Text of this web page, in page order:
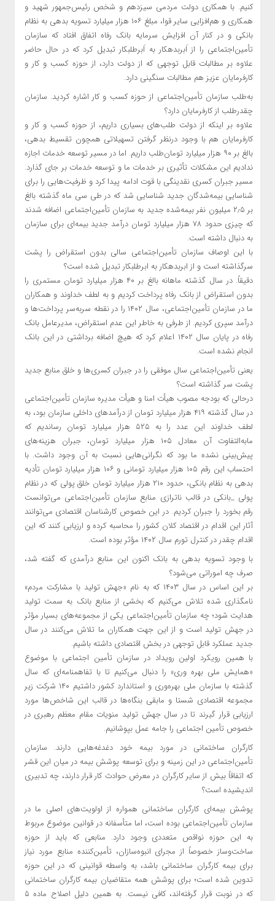
کنیم. با همکاری دولت مردمی سیزدهم و شخص رئیس‌جمهور شهید و
همکاری و هم‌افزایی سایر قوا، مبلغ ۱۰۶ هزار میلیارد تسویه بدهی به نظام
بانکی و در کنار آن افزایش سرمایه بانک رفاه اتفاق افتاد که سازمان
تأمین‌اجتماعی را از اَبربدهکار به اَبرطلبکار تبدیل کرد که در حال حاضر
علاوه بر مطالبات قابل توجهی که از دولت دارد، از حوزه کسب و کار و
کارفرمایان عزیز هم مطالبات سنگینی دارد.
به‌طلب سازمان تأمین‌اجتماعی از حوزه کسب و کار اشاره کردید. سازمان
چقدر‌طلب از کارفرمایان دارد؟
علاوه بر اینکه از دولت طلب‌های بسیاری داریم، از حوزه کسب و کار و
کارفرمایان هم با وجود درنظر گرفتن تسهیلاتی همچون تقسیط بدهی،
بالغ بر ۹۰ هزار میلیارد تومان‌طلب داریم. اما در مسیر توسعه خدمات اجازه
ندادیم این مشکلات تأثیری بر خدمات ما و توسعه خدمات بر جای گذارد.
مسیر جبران کسری نقدینگی با قوت ادامه پیدا کرد و ظرفیت‌هایی را برای
شناسایی بیمه‌شدگان جدید شناسایی شد که در طی سی ماه گذشته بالغ
بر ۲٫۵ میلیون نفر بیمه‌شده جدید به سازمان تأمین‌اجتماعی اضافه شدند
که چیزی حدود ۷۸ هزار میلیارد تومان درآمد جدید بیمه‌ای برای سازمان
به دنبال داشته است.
با این اوصاف سازمان تأمین‌اجتماعی سالی بدون استقراض را پشت
سرگذاشته است و از ابربدهکار به ابرطلبکار تبدیل شده است؟
دقیقاً. در سال گذشته ماهانه بالغ بر ۴۰ هزار میلیارد تومان مستمری را
بدون استقراض از بانک رفاه پرداخت کردیم و به لطف خداوند و همکاران
ما در سازمان تأمین‌اجتماعی، سال ۱۴۰۲ را در نقطه سربه‌سر پرداخت‌ها و
درآمد سپری کردیم. از طرفی به خاطر این عدم استقراض، مدیرعامل بانک
رفاه در پایان سال ۱۴۰۲ اعلام کرد که هیچ اضافه برداشتی در این بانک
انجام نشده است.
یعنی تأمین‌اجتماعی سال موفقی را در جبران کسری‌ها و خلق منابع جدید
پشت سر گذاشته است؟
درحالی که بودجه مصوب هیأت ‌امنا و هیأت ‌مدیره سازمان تأمین‌اجتماعی
در سال گذشته ۴۱۹ هزار میلیارد تومان از درآمدهای داخلی سازمان بود، به
لطف خداوند این عدد را به ۵۲۵ هزار میلیارد تومان رساندیم که
مابه‌التفاوت آن معادل ۱۰۵ هزار میلیارد تومان، جبران هزینه‌های
پیش‌بینی نشده ما بود که نگرانی‌هایی نسبت به آن وجود داشت. با
احتساب این رقم ۱۰۵ هزار میلیارد تومانی و ۱۰۶ هزار میلیارد تومان تأدیه
بدهی به نظام بانکی، حدود ۲۱۰ هزار میلیارد تومان خلق پولی که در نظام
پولی _بانکی در قالب ناترازی منابع سازمان تأمین‌اجتماعی می‌توانست
رقم ‌بخورد را جبران کردیم. در این خصوص کارشناسان اقتصادی می‌توانند
آثار این اقدام در اقتصاد کلان کشور را محاسبه کرده و ارزیابی کنند که این
اقدام چقدر در کنترل تورم سال ۱۴۰۲ مؤثر بوده است.
با وجود تسویه بدهی به بانک اکنون این منابع درآمدی که گفته شد،
صرف چه اموراتی می‌شود؟
بر این اساس در سال ۱۴۰۳ که به نام «جهش تولید با مشارکت مردم»
نامگذاری شده تلاش می‌کنیم که بخشی از منابع بانک به سمت تولید
هدایت شود؛ چه سازمان تأمین‌اجتماعی یکی از مجموعه‌های بسیار مؤثر
در جهش تولید است و از این جهت همکاران ما تلاش می‌کنند در سال
جدید عملکرد قابل توجهی در بخش اقتصادی داشته باشیم.
با همین رویکرد اولین رویداد در سازمان تأمین اجتماعی با موضوع
«همایش ملی بهره وری» را دنبال می‌کنیم تا با تفاهمنامه‌ای که سال
گذشته با سازمان ملی بهره‌وری و استاندارد کشور داشتیم ۱۴۰ شرکت زیر
مجموعه اقتصادی شستا و مابقی بنگاه‌ها در قالب این شاخص‌ها مورد
ارزیابی قرار گیرند تا در سال جهش تولید منویات مقام معظم رهبری در
خصوص تأمین اجتماعی را جامه عمل بپوشانیم.
کارگران ساختمانی در مورد بیمه خود دغدغه‌هایی دارند. سازمان
تأمین‌اجتماعی در این زمینه و برای توسعه پوشش بیمه در میان این قشر
که اتفاقاً بیش از سایر کارگران در معرض حوادث کار قرار دارند، چه تدبیری
اندیشیده است؟
پوشش بیمه‌ای کارگران ساختمانی همواره از اولویت‌های اصلی ما در
سازمان تأمین‌اجتماعی بوده است، اما متأسفانه در قوانین موضوع مربوط
به این حوزه نواقص متعددی وجود دارد. منابعی که باید از حوزه
ساخت‌وساز خصوصاً از مجرای انبوه‌سازان، تأمین‌کننده منابع مورد نیاز
برای بیمه کارگران ساختمانی باشد، به واسطه قوانینی که در این حوزه
تدوین شده است؛ برای پوشش همه متقاضیان بیمه کارگران ساختمانی
که در نوبت قرار گرفته‌اند، کافی نیست. به همین دلیل اصلاح ماده ۵